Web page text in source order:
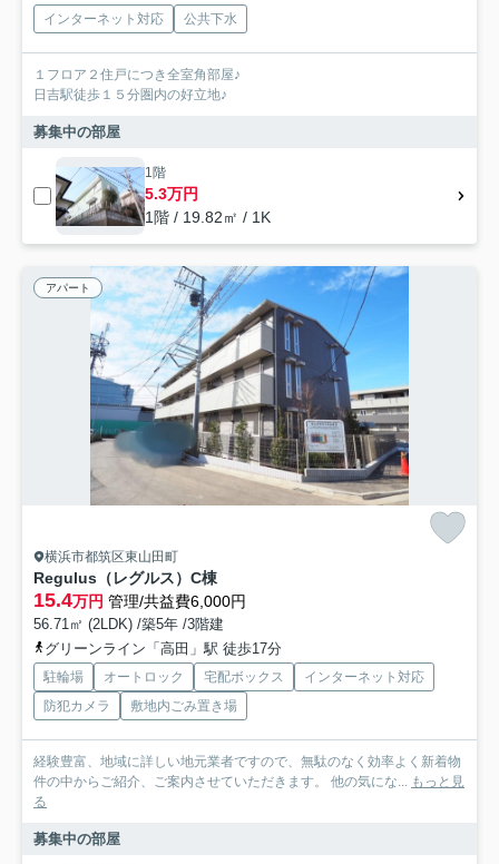
インターネット対応 公共下水
１フロア２住戸につき全室角部屋♪
日吉駅徒歩１５分圏内の好立地♪
募集中の部屋
1階
5.3万円
1階 / 19.82㎡ / 1K
アパート
横浜市都筑区東山田町
Regulus（レグルス）C棟
15.4万円 管理/共益費6,000円
56.71㎡ (2LDK) /築5年 /3階建
グリーンライン「高田」駅 徒歩17分
駐輪場 オートロック 宅配ボックス
インターネット対応
防犯カメラ
敷地内ごみ置き場
経験豊富、地域に詳しい地元業者ですので、無駄のなく効率よく新着物
件の中からご紹介、ご案内させていただきます。 他の気にな... もっと見
る
募集中の部屋